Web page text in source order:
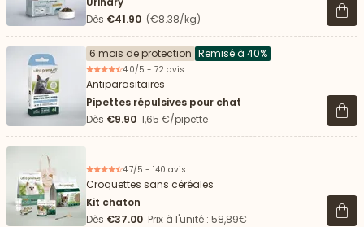
Dès €41.90 (€8.38/kg) Voir
6 mois de protection Remisé à 40%
4.0/5 - 72 avis
Antiparasitaires
Pipettes répulsives pour chat
Dès €9.90 1,65 €/pipette Voir
4.7/5 - 140 avis
Croquettes sans céréales
Kit chaton
Dès €37.00 Prix à l'unité : 58,89€ Voir